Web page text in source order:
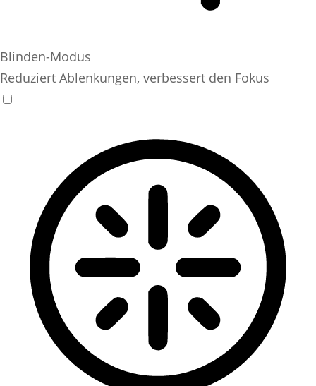
Blinden-Modus
Reduziert Ablenkungen, verbessert den Fokus